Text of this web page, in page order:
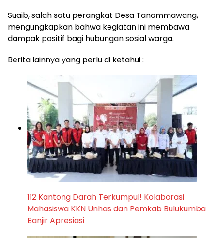
Suaib, salah satu perangkat Desa Tanammawang,
mengungkapkan bahwa kegiatan ini membawa
dampak positif bagi hubungan sosial warga.
Berita lainnya yang perlu di ketahui :
112 Kantong Darah Terkumpul! Kolaborasi
Mahasiswa KKN Unhas dan Pemkab Bulukumba
Banjir Apresiasi